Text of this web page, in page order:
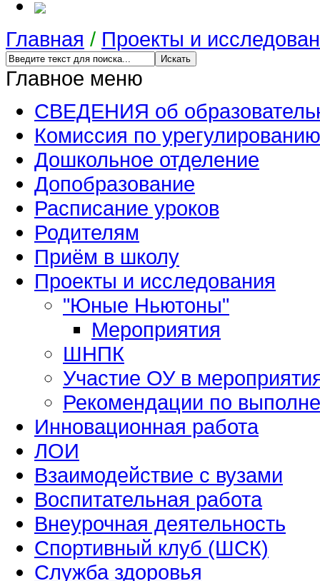
Главная / Проекты и
Главное меню
СВЕДЕНИЯ об
Комиссия по
Дошкольное отделение
Допобразование
Расписание уроков
Родителям
Приём в школу
Проекты и исследования
"Юные Ньютоны"
Мероприятия
ШНПК
Участие ОУ в
Рекомендации по
Инновационная работа
ЛОИ
Взаимодействие с вузами
Воспитательная работа
Внеурочная деятельность
Спортивный клуб (ШСК)
Служба здоровья